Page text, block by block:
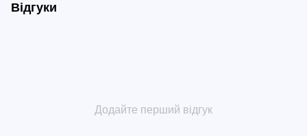
Відгуки
Додайте перший відгук